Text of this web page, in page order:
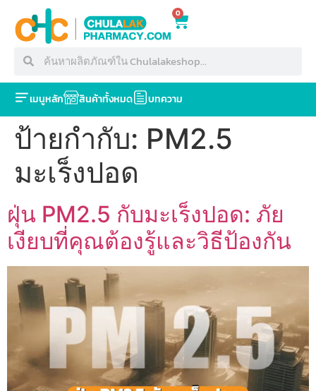
0
เมนูหลัก สินค้าทั้งหมด บทความ
ป้ายกำกับ: PM2.5
มะเร็งปอด
ฝุ่น PM2.5 กับมะเร็งปอด: ภัย
เงียบที่คุณต้องรู้และวิธีป้องกัน